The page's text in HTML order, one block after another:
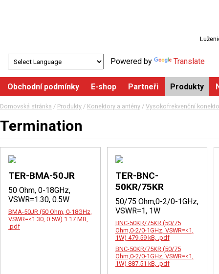
Powered by Translate
Obchodní podmínky E-shop Partneři Produkty
Domovská stránka / Produkty / Konektory a antény / Vysokofrekvenční
Termination
TER-BMA-50JR
50 Ohm, 0-18GHz,
VSWR=1.30, 0.5W
BMA-50JR (50 Ohm, 0-18GHz,
VSWR=<1.30, 0.5W) 1.17 MB,
.pdf
TER-BNC-
50KR/75KR
50/75 Ohm,0-2/0-1GHz,
VSWR=1, 1W
BNC-50KR/75KR (50/75
Ohm,0-2/0-1GHz, VSWR=<1,
1W) 479.59 kB, .pdf
BNC-50KR/75KR (50/75
Ohm,0-2/0-1GHz, VSWR=<1,
1W) 887.51 kB, .pdf